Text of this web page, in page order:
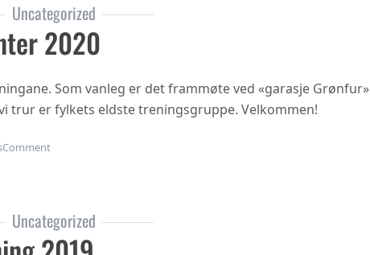
Uncategorized
2020
Som vanleg er det frammøte ved «garasje Grønfur»
trur er fylkets eldste treningsgruppe. Velkommen!
Commenton Haustsementer 2020
Uncategorized